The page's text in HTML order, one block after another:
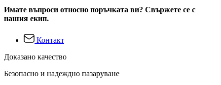
Имате въпроси относно поръчката ви? Свържете се с
нашия екип.
Контакт
Доказано качество
Безопасно и надеждно пазаруване